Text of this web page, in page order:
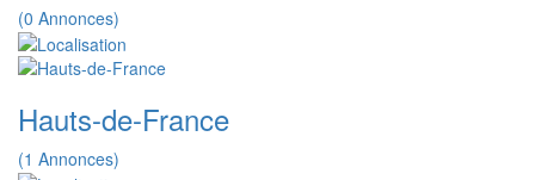
(0 Annonces)
Hauts-de-France
(1 Annonces)